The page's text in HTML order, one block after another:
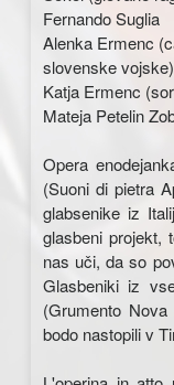
Fernando Suglia
Alenka Ermenc
slovenske
Katja Ermenc
Mateja Petelin
Opera
(Suoni di pietra
glabsenike iz
glasbeni projekt,
nas uči, da so
Glasbeniki iz
(Grumento
bodo nastopili v